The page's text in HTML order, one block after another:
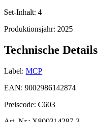
Set-Inhalt: 4
Produktionsjahr: 2025
Technische Details
Label: MCP
EAN: 9002986142874
Preiscode: C603